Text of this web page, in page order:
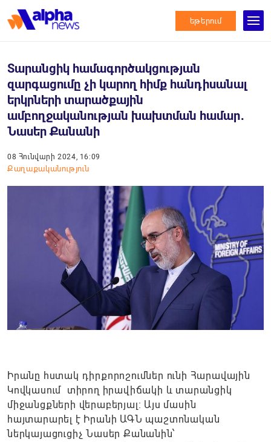
եթերում
Տարանցիկ համագործակցության
զարգացումը չի կարող հիմք հանդիսանալ
երկրների տարածքային
ամբողջականության խախտման համար․
Նասեր Քանանի
08 Հունվարի 2024, 16:09
Քաղաքականություն
Իրանը հստակ դիրքորոշումներ ունի Հարավային
Կովկասում տիրող իրավիճակի և տարանցիկ
միջանցքների վերաբերյալ։ Այս մասին
հայտարարել է Իրանի ԱԳՆ պաշտոնական
ներկայացուցիչ Նասեր Քանանին՝